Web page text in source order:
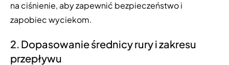
na ciśnienie, aby zapewnić bezpieczeństwo i
zapobiec wyciekom.
2. Dopasowanie średnicy rury i zakresu
przepływu